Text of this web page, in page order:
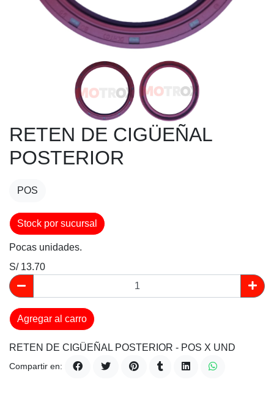
RETEN DE CIGÜEÑAL
POSTERIOR
POS
Stock por sucursal
Pocas unidades.
S/ 13.70
Agregar al carro
RETEN DE CIGÜEÑAL POSTERIOR - POS X UND
Compartir en: